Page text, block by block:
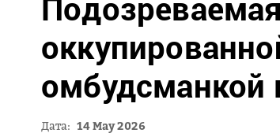
омбудсманкой
Дата: 14 May 2026